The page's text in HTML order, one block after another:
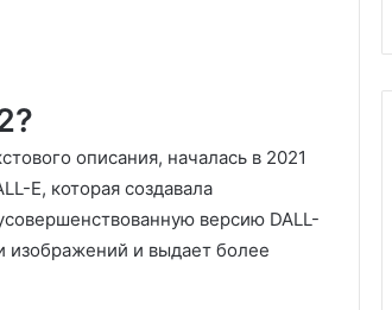
описания, началась в 2021
E, которая создавала
версию DALL-
изображений и выдает более